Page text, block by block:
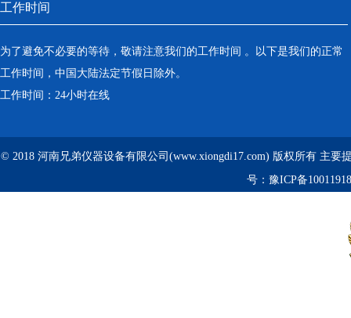
工作时间
为了避免不必要的等待，敬请注意我们的工作时间 。以下是我们的正常
工作时间，中国大陆法定节假日除外。
工作时间：24小时在线
© 2018 河南兄弟仪器设备有限公司(www.xiongdi17.com) 版权所有 主要
号： 豫ICP备